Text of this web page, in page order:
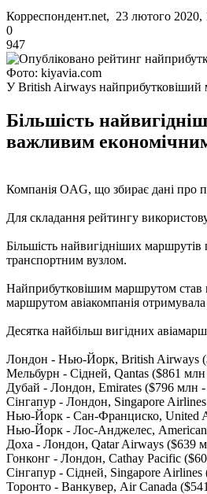
Корреспондент.net, 23 лютого 2020,
0
947
Фото: kiyavia.com
У British Airways найприбутковіший
Більшість
важливим
Компанія OAG, що збирає дані про
Для складання рейтингу
Більшість найвигідніших
транспортним вузлом.
Найприбутковішим маршрутом став
маршрутом авіакомпанія
Десятка найбільш вигідних
Лондон - Нью-Йорк, British Airways
Мельбурн - Сідней, Qantas ($861
Дубай - Лондон, Emirates ($796 млн -
Сінгапур - Лондон, Singapore
Нью-Йорк - Сан-Франциско, United
Нью-Йорк - Лос-Анджелес,
Доха - Лондон, Qatar Airways ($639
Гонконг - Лондон, Cathay Pacific
Сінгапур - Сідней, Singapore
Торонто - Ванкувер, Air Canada